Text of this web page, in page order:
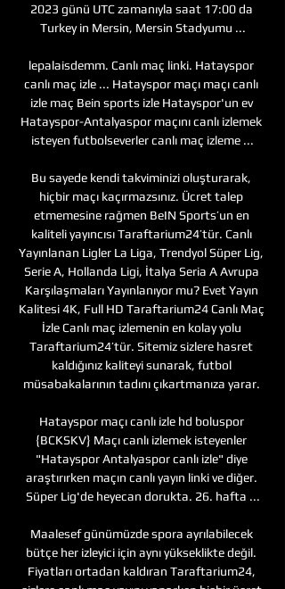
2023 günü UTC zamanıyla saat 17:00 da
Turkey in Mersin, Mersin Stadyumu ...
lepalaisdemm. Canlı maç linki. Hatayspor
canlı maç izle ... Hatayspor maçı maçı canlı
izle maç Bein sports izle Hatayspor'un ev
Hatayspor-Antalyaspor maçını canlı izlemek
isteyen futbolseverler canlı maç izleme ...
Bu sayede kendi takviminizi oluşturarak,
hiçbir maçı kaçırmazsınız. Ücret talep
etmemesine rağmen BeIN Sports’un en
kaliteli yayıncısı Taraftarium24’tür. Canlı
Yayınlanan Ligler La Liga, Trendyol Süper Lig,
Serie A, Hollanda Ligi, İtalya Seria A Avrupa
Karşılaşmaları Yayınlanıyor mu? Evet Yayın
Kalitesi 4K, Full HD Taraftarium24 Canlı Maç
İzle Canlı maç izlemenin en kolay yolu
Taraftarium24’tür. Sitemiz sizlere hasret
kaldığınız kaliteyi sunarak, futbol
müsabakalarının tadını çıkartmanıza yarar.
Hatayspor maçı canlı izle hd boluspor
{BCKSKV} Maçı canlı izlemek isteyenler
"Hatayspor Antalyaspor canlı izle" diye
araştırırken maçın canlı yayın linki ve diğer.
Süper Lig'de heyecan dorukta. 26. hafta ...
Maalesef günümüzde spora ayrılabilecek
bütçe her izleyici için aynı yükseklikte değil.
Fiyatları ortadan kaldıran Taraftarium24,